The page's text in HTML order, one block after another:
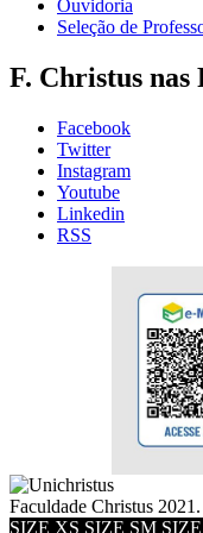
Ouvidoria
Seleção de
F. Christus nas
Facebook
Twitter
Instagram
Youtube
Linkedin
RSS
Faculdade Christus
SIZE XS SIZE SM